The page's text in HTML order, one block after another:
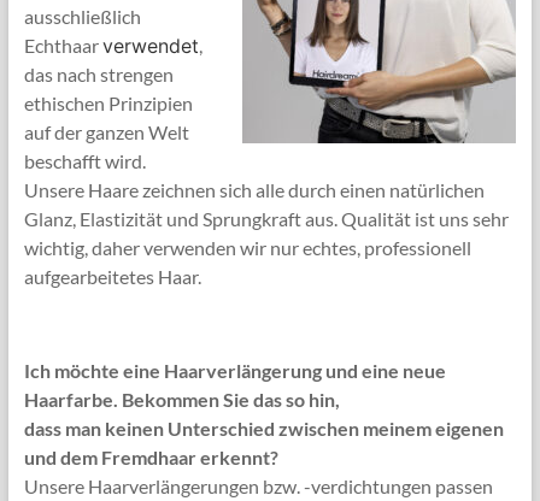
ausschließlich
Echthaarverwendet
das nach strengen
ethischen Prinzipien
auf der ganzen Welt
beschafft wird.
Unsere Haare zeichnen sich alle durch einen natürlichen
Glanz, Elastizität und Sprungkraft aus. Qualität ist uns sehr
wichtig, daher verwenden wir nur echtes, professionell
aufgearbeitetes Haar.
Ich möchte eine Haarverlängerung und eine neue
Haarfarbe. Bekommen Sie das so hin,
dass man keinen Unterschied zwischen meinem eigenen
und dem Fremdhaar erkennt?
Unsere Haarverlängerungen bzw. -verdichtungen passen